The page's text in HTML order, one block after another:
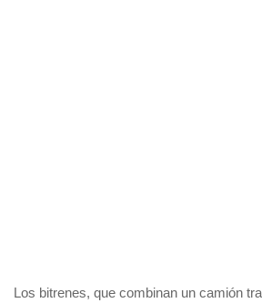
Los bitrenes, que combinan un camión